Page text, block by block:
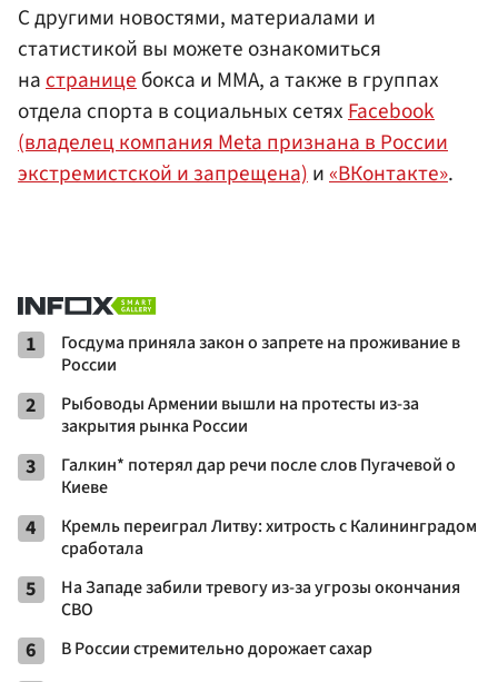
С другими новостями, материалами и
статистикой вы можете ознакомиться
настраницебокса и ММА, а также в группах
отдела спорта в социальных сетяхFacebook
(владелец компания Meta признана в России
экстремистской и запрещена)и«ВКонтакте».
1
Госдума приняла закон о запрете на проживание в
России
2
Рыбоводы Армении вышли на протесты из-за
закрытия рынка России
3
Галкин* потерял дар речи после слов Пугачевой о
Киеве
4
Кремль переиграл Литву: хитрость с Калининградом
сработала
5
На Западе забили тревогу из-за угрозы окончания
СВО
6 В России стремительно дорожает сахар